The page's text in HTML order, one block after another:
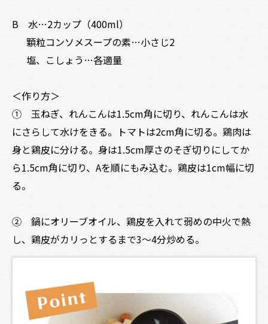
B 水…2カップ（400ml）
顆粒コンソメスープの素…小さじ2
塩、こしょう…各適量
＜作り方＞
① 玉ねぎ、れんこんは1.5cm角に切り、れんこんは水
にさらして水けをきる。トマトは2cm角に切る。鶏肉は
身と鶏皮に分ける。身は1.5cm厚さのそぎ切りにしてか
ら1.5cm角に切り、Aを順にもみ込む。鶏皮は1cm幅に切
る。
② 鍋にオリーブオイル、鶏皮を入れて弱めの中火で熱
し、鶏皮がカリっとするまで3～4分炒める。